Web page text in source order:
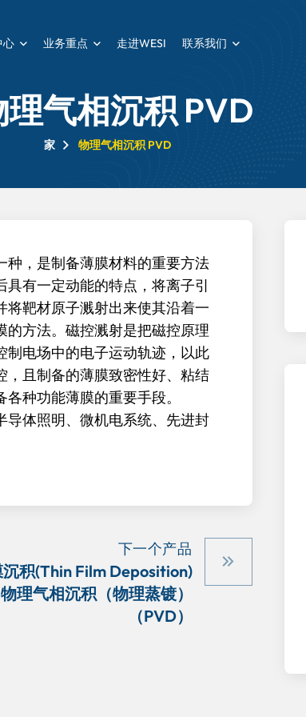
心 业务重点 走进WESI 联系我们
理气相沉积 PVD
家 物理气相沉积 PVD
种，是制备薄膜材料的重要方法
有一定动能的特点，将离子引
靶材原子溅射出来使其沿着一
方法。磁控溅射是把磁控原理
制电场中的电子运动轨迹，以此
，且制备的薄膜致密性好、粘结
种功能薄膜的重要手段。
导体照明、微机电系统、先进封
下一个产品
积(Thin Film Deposition)
理气相沉积（物理蒸镀）
（PVD）